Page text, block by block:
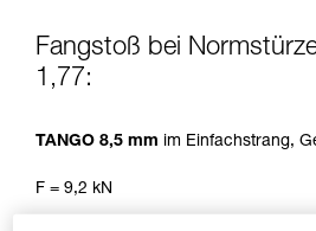
aufmerksam durch, bevor
Informationen richtig
entsprechende Ausbildung
Fangstoß bei
1,77:
TANGO 8,5 mm im Einfachstrang,
F = 9,2 kN